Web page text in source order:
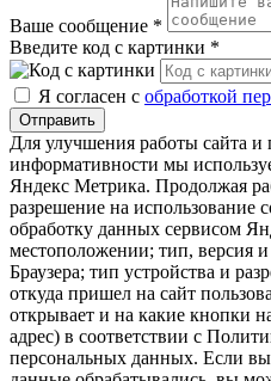
Ваше сообщение *
Введите код с картинки *
Я согласен с обработкой
Отправить
Для улучшения работы сайта
информативности мы
Яндекс Метрика. Продолжая
разрешение на использование
обработку данных сервисом
местоположении; тип, версия
Браузера; тип устройства и
откуда пришел на сайт
открывает и на какие кнопки
адрес) в соответствии с
персональных данных. Если